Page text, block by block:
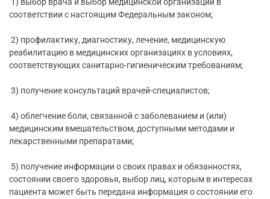
соответствии с настоящим Федеральным законом;
2) профилактику, диагностику, лечение, медицинскую
реабилитацию в медицинских организациях в условиях,
соответствующих санитарно-гигиеническим требованиям;
3) получение консультаций врачей-специалистов;
4) облегчение боли, связанной с заболеванием и (или)
медицинским вмешательством, доступными методами и
лекарственными препаратами;
5) получение информации о своих правах и обязанностях,
состоянии своего здоровья, выбор лиц, которым в интересах
пациента может быть передана информация о состоянии его